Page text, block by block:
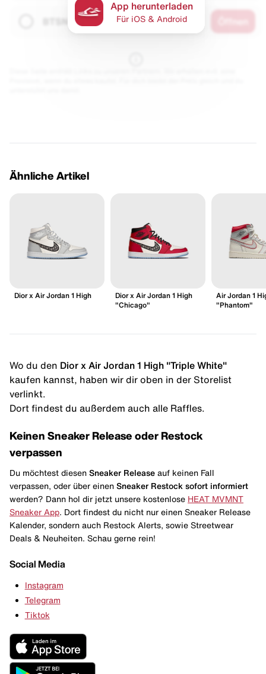
App herunterladen
Für iOS & Android
Ähnliche Artikel
Dior x Air Jordan 1 High
Dior x Air Jordan 1 High
"Chicago"
Air Jordan 1
"Phantom"
Wo du den Dior x Air Jordan 1 High "Triple White"
kaufen kannst, haben wir dir oben in der Storelist
verlinkt.
Dort findest du außerdem auch alle Raffles.
Keinen Sneaker Release oder Restock
verpassen
Du möchtest diesen Sneaker Release auf keinen Fall
verpassen, oder über einen Sneaker Restock sofort informiert
werden? Dann hol dir jetzt unsere kostenlose HEAT MVMNT
Sneaker App. Dort findest du nicht nur einen Sneaker Release
Kalender, sondern auch Restock Alerts, sowie Streetwear
Deals & Neuheiten. Schau gerne rein!
Social Media
Instagram
Telegram
Tiktok